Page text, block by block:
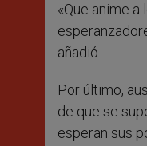
«Que anime
añadió.
Por último,
de que se
esperan sus